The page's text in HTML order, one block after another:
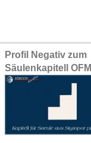
Profil Negativ zum
Säulenkapitell OFM